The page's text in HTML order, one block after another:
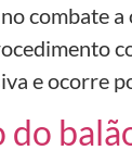
combate a
e ocorre